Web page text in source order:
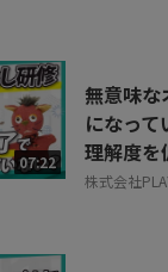
07:22
無意味
になって
理解度を
株式会社